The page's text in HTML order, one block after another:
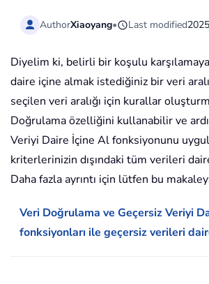
AuthorXiaoyang• Last modified
Diyelim ki, belirli bir koşulu
daire içine almak istediğiniz bir veri
seçilen veri aralığı için kurallar
Doğrulama özelliğini kullanabilir ve
Veriyi Daire İçine Al fonksiyonunu
kriterlerinizin dışındaki tüm verileri
Daha fazla ayrıntı için lütfen bu
Veri Doğrulama ve Geçersiz Veriyi
fonksiyonları ile geçersiz verileri